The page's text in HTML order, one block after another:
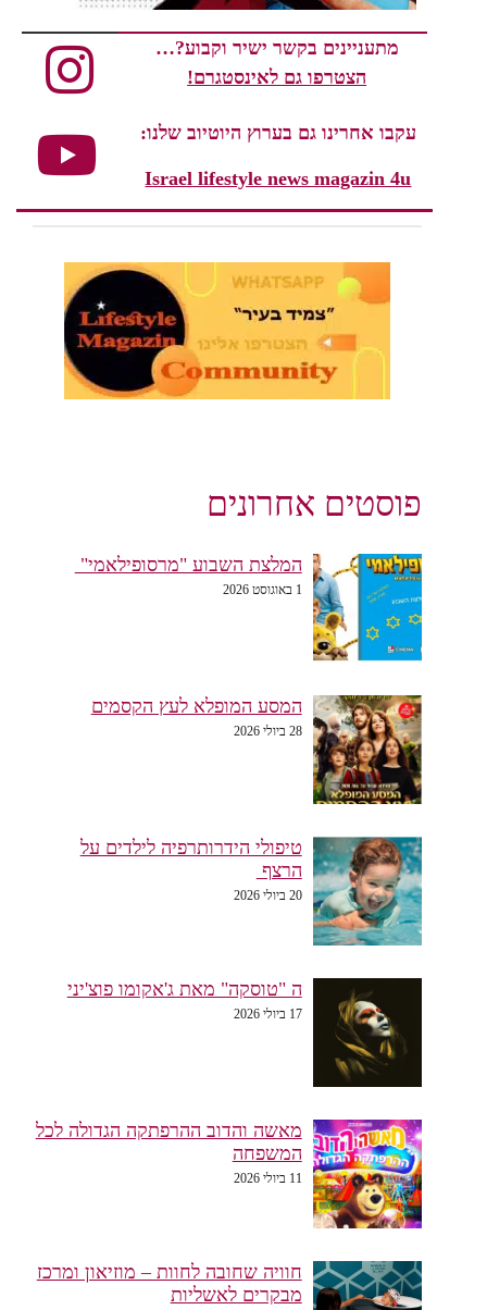
מתעניינים בקשר ישיר וקבוע?…
הצטרפו גם לאינסטגרם!
עקבו אחרינו גם בערוץ היוטיוב שלנו:
Israel lifestyle news magazin 4u
פוסטים אחרונים
המלצת השבוע "מרסופילאמי"
1 באוגוסט 2026
המסע המופלא לעץ הקסמים
28 ביולי 2026
טיפולי הידרותרפיה לילדים על
הרצף
20 ביולי 2026
ה "טוסקה" מאת ג'אקומו פוצ'יני
17 ביולי 2026
מאשה והדוב ההרפתקה הגדולה לכל
המשפחה
11 ביולי 2026
חוויה שחובה לחוות – מוזיאון ומרכז
מבקרים לאשליות